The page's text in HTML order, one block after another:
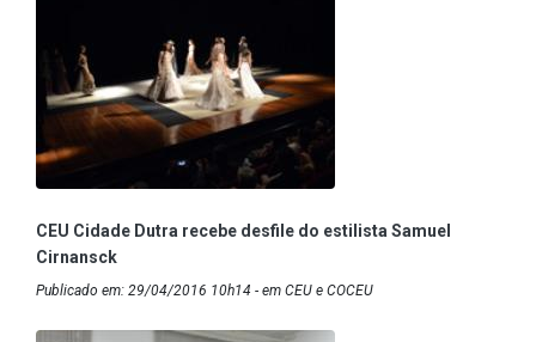
CEU Cidade Dutra recebe desfile do estilista Samuel
Cirnansck
Publicado em: 29/04/2016 10h14 - em CEU e COCEU